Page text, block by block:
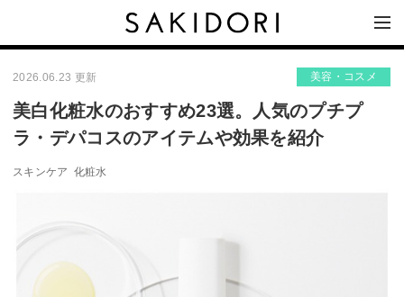
2026.06.23 更新 美容・コスメ
美白化粧水のおすすめ23選。人気のプチプ
ラ・デパコスのアイテムや効果を紹介
スキンケア 化粧水